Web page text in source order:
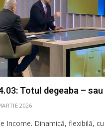
Totul degeaba – sau
2026
Income. Dinamică, flexibilă,